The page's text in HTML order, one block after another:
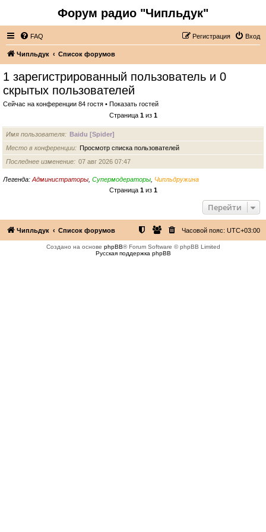
Форум радио "Чипльдук"
FAQ Вход
Регистрация
Чипльдук Список форумов
1 зарегистрированный пользователь и 0
скрытых пользователей
Сейчас на конференции 84 гостя • Показать гостей
Страница 1из 1
Имя пользователя
Baidu [Spider]
Место в конференции
Просмотр списка пользователей
Последнее изменение
07 авг 2026 07:47
Легенда: Администраторы Супермодераторы Чипльдружина
Страница 1из 1
Перейти
Чипльдук Список форумов Часовой пояс: UTC+03:00
Создано на основе phpBB® Forum Software © phpBB Limited
Русская поддержка phpBB